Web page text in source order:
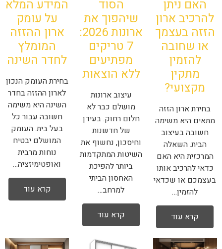
האם ניתן
להרכיב ארון
הזזה בעצמך
או שחובה
להזמין
מתקין
מקצועי?
בחירת ארון הזזה
מתאים היא משימה
חשובה בעיצוב
הבית. השאלה
המרכזית היא האם
כדאי להרכיב אותו
בעצמכם או שכדאי
להזמין…
קרא עוד
הסוד
שיהפוך את
ארונות 2026:
7 טריקים
מפתיעים
ללא הוצאות
עיצוב ארונות
מושלם כבר לא
חלום רחוק. בעידן
של חדשנות
וחיסכון, נחשוף את
השיטות המתקדמות
ביותר להפיכת
האחסון הביתי
למרחב…
קרא עוד
המידע המלא
על עומק
ארון ההזזה
המומלץ
לחדר השינה
בחירת העומק הנכון
לארון ההזזה בחדר
השינה היא משימה
חשובה עבור כל
בעל בית. העומק
המושלם יבטיח
נוחות מרבית
ואופטימיזציה…
קרא עוד